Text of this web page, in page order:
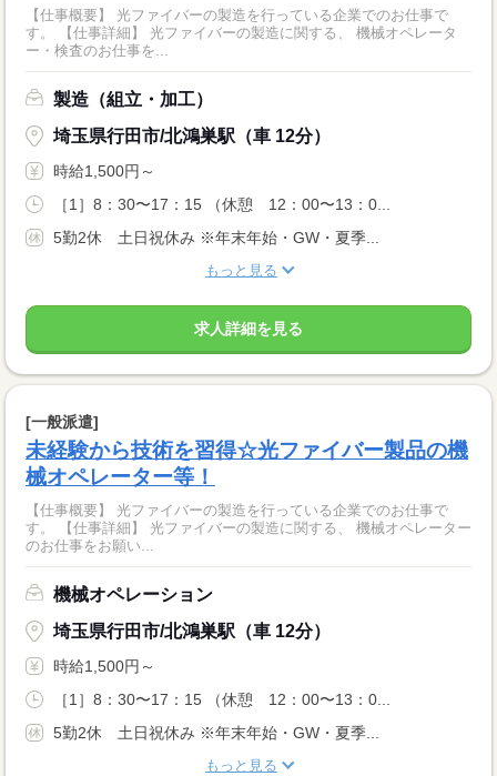
【仕事概要】 光ファイバーの製造を行っている企業でのお仕事で
す。 【仕事詳細】 光ファイバーの製造に関する、 機械オペレータ
ー・検査のお仕事を...
製造（組立・加工）
埼玉県行田市/北鴻巣駅（車 12分）
時給1,500円～
［1］8：30〜17：15 （休憩 12：00〜13：0...
5勤2休 土日祝休み ※年末年始・GW・夏季...
もっと見る
求人詳細を見る
[一般派遣]
未経験から技術を習得☆光ファイバー製品の機
械オペレーター等！
【仕事概要】 光ファイバーの製造を行っている企業でのお仕事で
す。 【仕事詳細】 光ファイバーの製造に関する、 機械オペレーター
のお仕事をお願い...
機械オペレーション
埼玉県行田市/北鴻巣駅（車 12分）
時給1,500円～
［1］8：30〜17：15 （休憩 12：00〜13：0...
5勤2休 土日祝休み ※年末年始・GW・夏季...
もっと見る